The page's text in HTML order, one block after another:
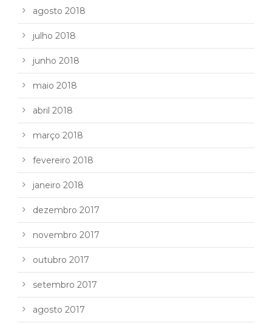
agosto 2018
julho 2018
junho 2018
maio 2018
abril 2018
março 2018
fevereiro 2018
janeiro 2018
dezembro 2017
novembro 2017
outubro 2017
setembro 2017
agosto 2017